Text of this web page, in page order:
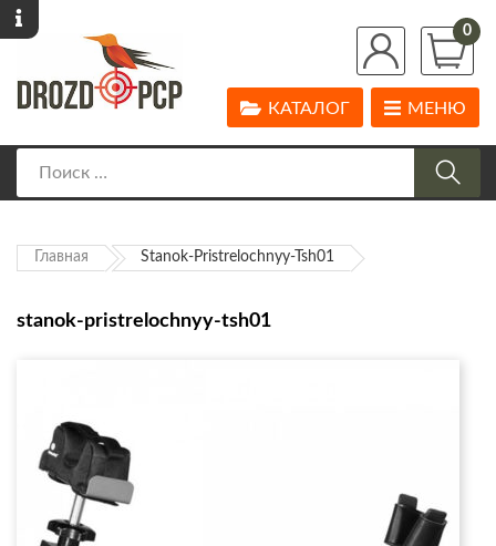
0
МЕНЮ
КАТАЛОГ
Главная Stanok-Pristrelochnyy-Tsh01
stanok-pristrelochnyy-tsh01